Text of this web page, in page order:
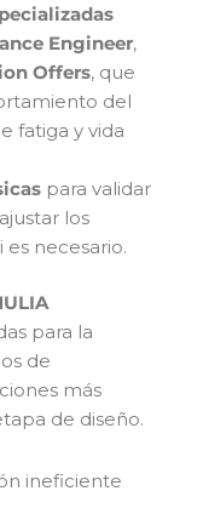
Engineer,
Offers, que
del
fatiga y vida
para validar
los
necesario.
para la
de
más
de diseño.
ineficiente